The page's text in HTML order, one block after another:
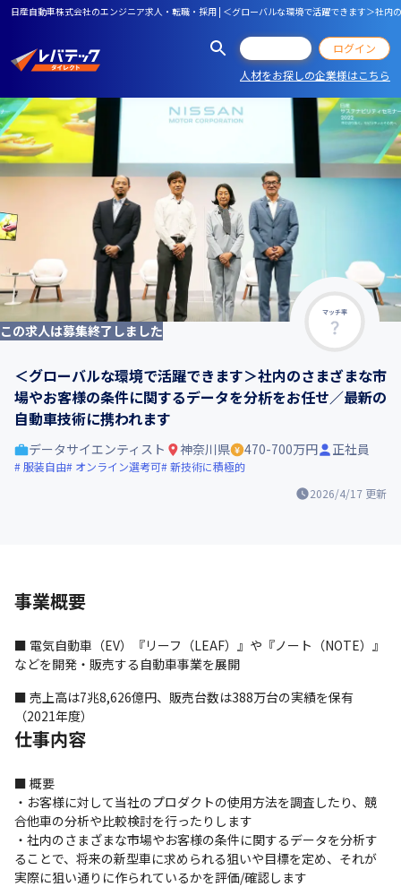
日産自動車株式会社のエンジニア求人・転職・採用 | ＜グローバルな環境で活躍できます＞社
ログイン
人材をお探しの企業様はこちら
マッチ率
この求人は募集終了しました
＜グローバルな環境で活躍できます＞社内のさまざまな市
場やお客様の条件に関するデータを分析をお任せ／最新の
自動車技術に携われます
2026/4/17 更新
データサイエンティスト 神奈川県 470-700万円 正社員
服装自由 オンライン選考可 新技術に積極的
事業概要
■ 電気自動車（EV）『リーフ（LEAF）』や『ノート（NOTE）』
などを開発・販売する自動車事業を展開
■ 売上高は7兆8,626億円、販売台数は388万台の実績を保有
（2021年度）
仕事内容
■ 概要
・お客様に対して当社のプロダクトの使用方法を調査したり、競
合他車の分析や比較検討を行ったりします
・社内のさまざまな市場やお客様の条件に関するデータを分析す
ることで、将来の新型車に求められる狙いや目標を定め、それが
実際に狙い通りに作られているかを評価/確認します